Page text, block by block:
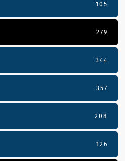
105
279
344
357
208
126